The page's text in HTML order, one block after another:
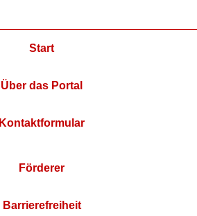
Start
Über das Portal
Kontaktformular
Förderer
Barrierefreiheit